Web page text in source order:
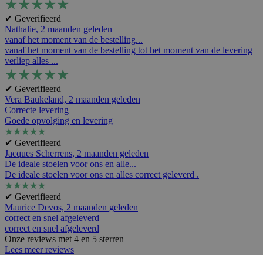
★★★★★
✔ Geverifieerd
Nathalie, 2 maanden geleden
vanaf het moment van de bestelling...
vanaf het moment van de bestelling tot het moment van de levering
verliep alles ...
★★★★★
✔ Geverifieerd
Vera Baukeland, 2 maanden geleden
Correcte levering
Goede opvolging en levering
★★★★★
✔ Geverifieerd
Jacques Scherrens, 2 maanden geleden
De ideale stoelen voor ons en alle...
De ideale stoelen voor ons en alles correct geleverd .
★★★★★
✔ Geverifieerd
Maurice Devos, 2 maanden geleden
correct en snel afgeleverd
correct en snel afgeleverd
Onze reviews met 4 en 5 sterren
Lees meer reviews